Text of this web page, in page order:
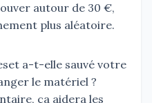
autour de 30 €,
plus aléatoire.
a-t-elle sauvé votre
le matériel ?
ça aidera les